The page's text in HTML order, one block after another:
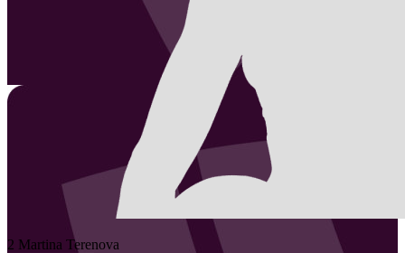
2 Martina Terenova